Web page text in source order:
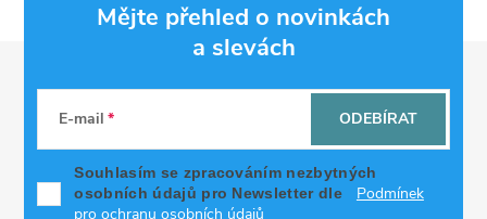
a
í
Mějte přehled o novinkách
a slevách
E-mail
Souhlasím se zpracováním nezbytných
osobních údajů pro Newsletter dle
Podmínek
pro ochranu osobních údajů
ODEBÍRAT